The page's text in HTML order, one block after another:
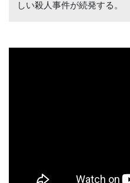
しい殺人事件が続発する。